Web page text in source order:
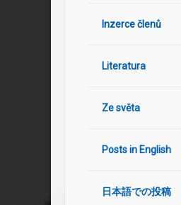
Inzerce členů
Literatura
Ze světa
Posts in English
日本語での投稿